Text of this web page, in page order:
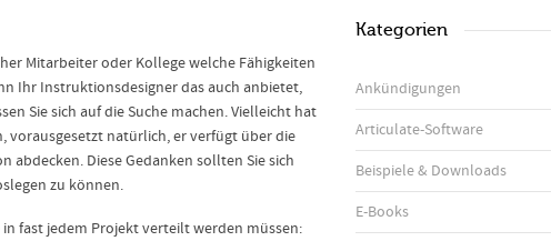
Mitarbeiter oder Kollege welche Fähigkeiten
Ihr Instruktionsdesigner das auch anbietet,
Sie sich auf die Suche machen. Vielleicht hat
vorausgesetzt natürlich, er verfügt über die
Diese Gedanken sollten Sie sich
zu können.
fast jedem Projekt verteilt werden müssen:
Kategorien
Ankündigungen
Articulate-Software
Beispiele & Downloads
E-Books